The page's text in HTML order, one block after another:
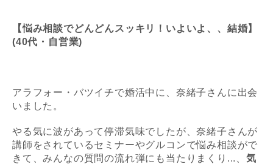
【悩み相談でどんどんスッキリ！いよいよ、、結婚】
(40代・自営業)
アラフォー・バツイチで婚活中に、奈緒子さんに出会
いました。
やる気に波があって停滞気味でしたが、奈緒子さんが
講師をされているセミナーやグルコンで悩み相談がで
きて、みんなの質問の流れ弾にも当たりまくり...、 気